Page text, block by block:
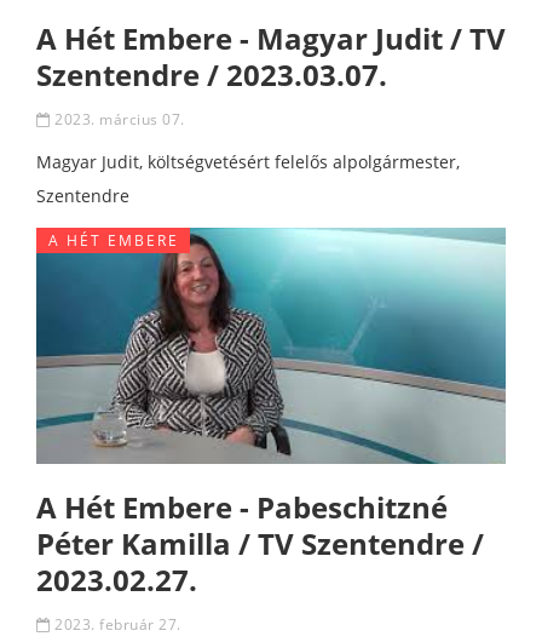
A Hét Embere - Magyar Judit / TV
Szentendre / 2023.03.07.
2023. március 07.
Magyar Judit, költségvetésért felelős alpolgármester,
Szentendre
A HÉT EMBERE
A Hét Embere - Pabeschitzné
Péter Kamilla / TV Szentendre /
2023.02.27.
2023. február 27.